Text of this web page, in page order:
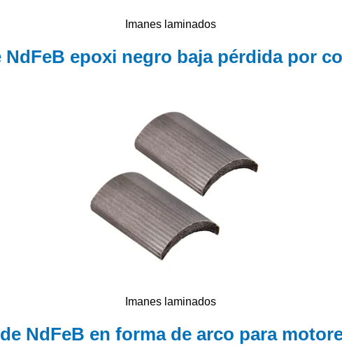
Imanes laminados
NdFeB epoxi negro baja pérdida por
Imanes laminados
NdFeB en forma de arco para